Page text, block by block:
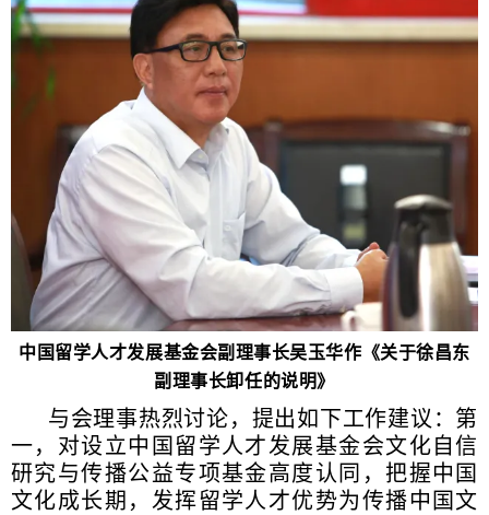
中国留学人才发展基金会副理事长吴玉华作《关于徐昌东
副理事长卸任的说明》
与会理事热烈讨论，提出如下工作建议：第
一，对设立中国留学人才发展基金会文化自信
研究与传播公益专项基金高度认同，把握中国
文化成长期，发挥留学人才优势为传播中国文